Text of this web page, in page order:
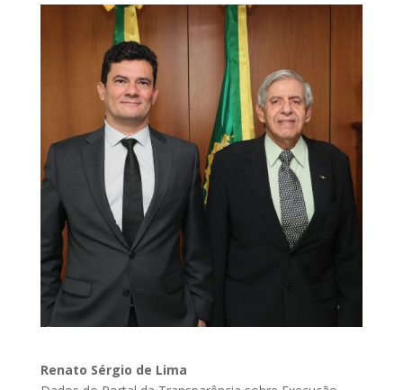
Renato Sérgio de Lima